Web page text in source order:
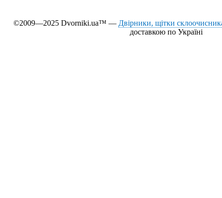
©2009—2025 Dvorniki.ua™ — Двірники, щітки
доставкою по Україні